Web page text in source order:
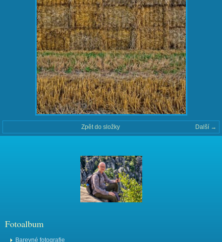
Další →
Zpět do složky
Fotoalbum
Barevné fotografie